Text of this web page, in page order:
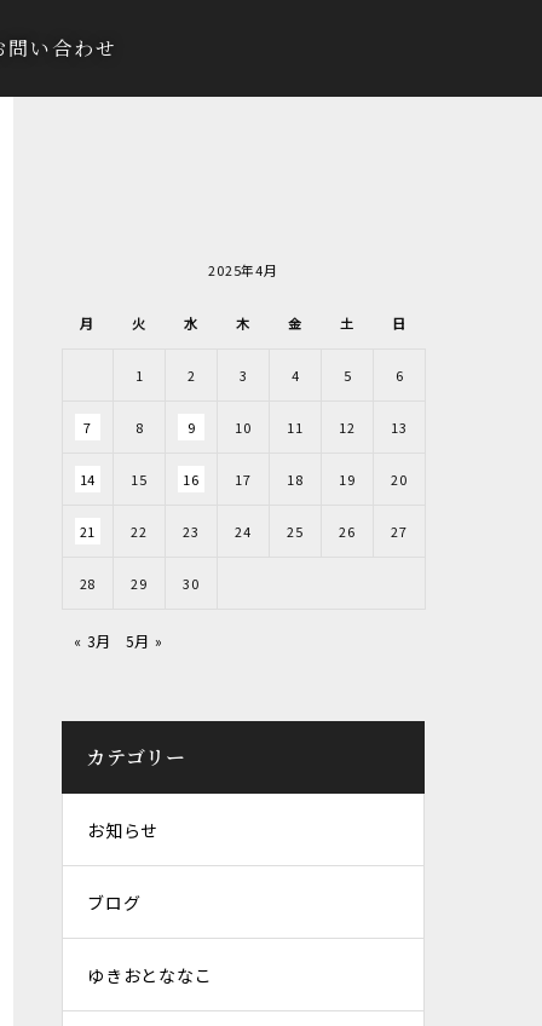
問い合わせ
2025年4月
月 火 水 木 金 土 日
1 2 3 4 5 6
7 8 9 10 11 12 13
14 15 16 17 18 19 20
21 22 23 24 25 26 27
28 29 30
« 3月 5月 »
カテゴリー
お知らせ
ブログ
ゆきおとななこ